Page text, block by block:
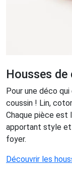
Housses de
Pour une déco
coussin ! Lin,
Chaque pièce est
apportant style
foyer.
Découvrir les